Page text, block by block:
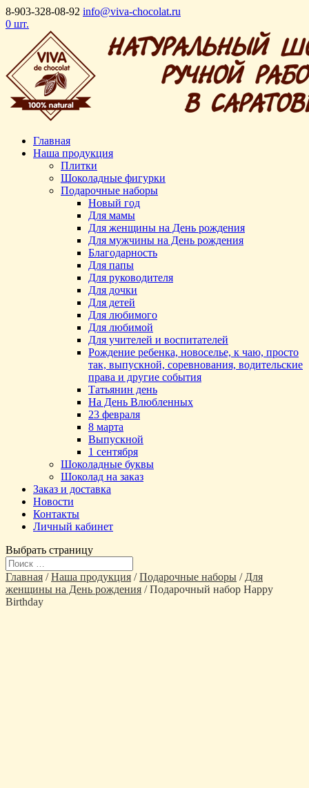
8-903-328-08-92 info@viva-chocolat.ru
0 шт.
Главная
Наша продукция
Плитки
Шоколадные фигурки
Подарочные наборы
Новый год
Для мамы
Для женщины на День рождения
Для мужчины на День рождения
Благодарность
Для папы
Для руководителя
Для дочки
Для детей
Для любимого
Для любимой
Для учителей и воспитателей
Рождение ребенка, новоселье, к чаю, просто
так, выпускной, соревнования, водительские
права и другие события
Татьянин день
На День Влюбленных
23 февраля
8 марта
Выпускной
1 сентября
Шоколадные буквы
Шоколад на заказ
Заказ и доставка
Новости
Контакты
Личный кабинет
Выбрать страницу
Главная /Наша продукция /Подарочные наборы / Для
женщины на День рождения / Подарочный набор Happy
Birthday